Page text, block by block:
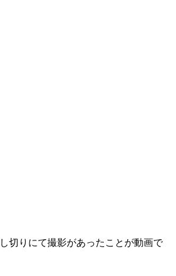
切りにて撮影があったことが動画で